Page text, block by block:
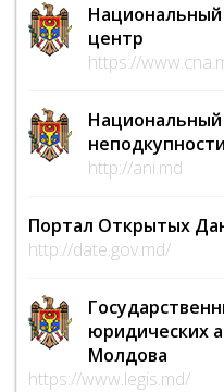
центр
https://
Национальный
неподкупности
http://ani.md
Портал Открытых
http://date.gov.md/
юридических
Молдова
https://www.legis.md/